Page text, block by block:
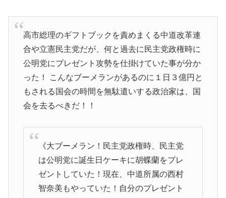
高市総理のギフトブックを責めまくる中道改革連
合や立憲民主党だが、何と過去に民主党政権時に
公明党にプレゼント攻勢を仕掛けていた事が分か
った！ こんなブーメランがあるのに１日３億円と
もされる国会の時間を無駄遣いする政治家は、国
会を去るべきだ！！
《大ブーメラン！民主党政権時、民主党
は公明党に誕生日ケーキに胡蝶蘭をプレ
ゼントしていた！現在、中道所属の西村
智奈美もやっていた！自分のプレゼント